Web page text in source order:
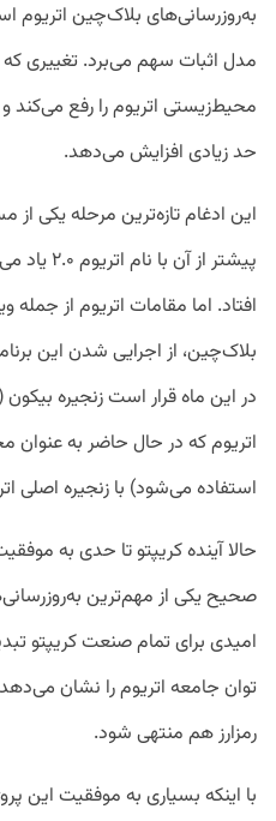
به‌روزرسانی‌های بلاک‌چین اتریوم
مدل اثبات سهم می‌برد. تغییری که
محیط‌زیستی اتریوم را رفع می‌کند
حد زیادی افزایش می‌دهد.
این ادغام تازه‌ترین مرحله یکی
پیشتر از
افتاد. اما مقامات اتریوم از جمله
بلاک‌چین، از اجرایی شدن این
اتریوم که در حال حاضر به عنوان
استفاده می‌شود) با زنجیره اصلی
حالا آینده کریپتو تا حدی به
صحیح یکی از مهم‌ترین
امیدی برای تمام صنعت کریپتو
توان جامعه اتریوم را نشان
رمزارز هم منتهی شود.
با اینکه بسیاری به موفقیت این